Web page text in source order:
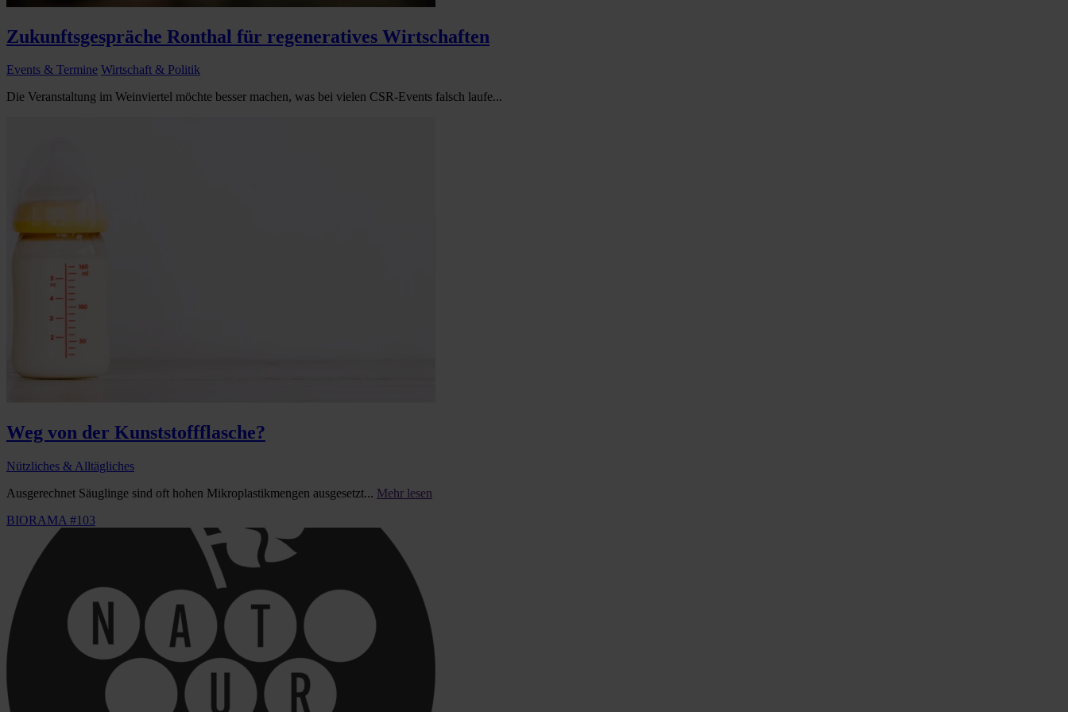
Zukunftsgespräche Ronthal für regeneratives Wirtschaften
Events & Termine Wirtschaft & Politik
Die Veranstaltung im Weinviertel möchte besser machen, was bei vielen CSR-Events falsch laufe...
Weg von der Kunststoffflasche?
Nützliches & Alltägliches
Ausgerechnet Säuglinge sind oft hohen Mikroplastikmengen ausgesetzt... Mehr lesen
BIORAMA #103